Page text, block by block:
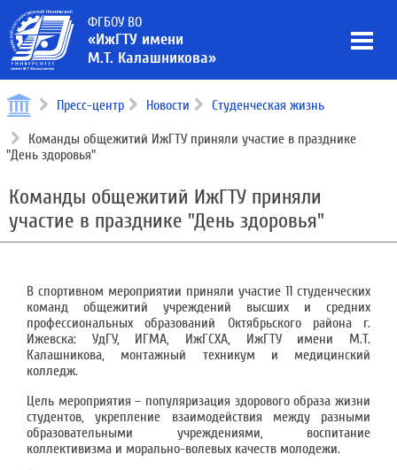
ФГБОУ ВО
«ИжГТУ имени
М.Т. Калашникова»
Пресс-центр Новости Студенческая жизнь
Команды общежитий ИжГТУ приняли участие в празднике
"День здоровья"
Команды общежитий ИжГТУ приняли
участие в празднике "День здоровья"
В спортивном мероприятии приняли участие 11 студенческих
команд общежитий учреждений высших и средних
профессиональных образований Октябрьского района г.
Ижевска: УдГУ, ИГМА, ИжГСХА, ИжГТУ имени М.Т.
Калашникова, монтажный техникум и медицинский
колледж.
Цель мероприятия – популяризация здорового образа жизни
студентов, укрепление взаимодействия между разными
образовательными учреждениями, воспитание
коллективизма и морально-волевых качеств молодежи.